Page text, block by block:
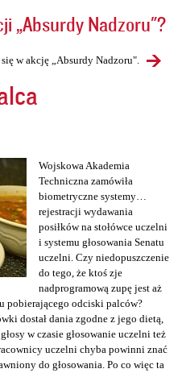
„Absurdy Nadzoru"?
w akcję „Absurdy Nadzoru".
Wojskowa Akademia
Techniczna zamówiła
biometryczne systemy…
rejestracji wydawania
posiłków na stołówce uczelni
i systemu głosowania Senatu
uczelni. Czy niedopuszczenie
do tego, że ktoś zje
nadprogramową zupę jest aż
pobierającego odciski palców?
dostał dania zgodne z jego dietą,
w czasie głosowanie uczelni też
uczelni chyba powinni znać
do głosowania. Po co więc ta